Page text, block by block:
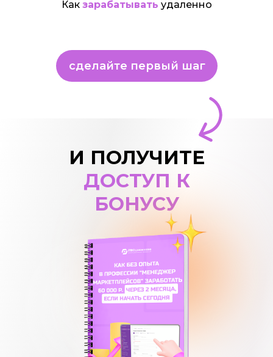
Как зарабатывать удаленно
сделайте первый шаг
И ПОЛУЧИТЕ
ДОСТУП К
БОНУСУ